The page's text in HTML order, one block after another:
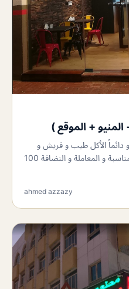
+ الموقع )
دائماً الأكل طيب و فريش و
نكهة الأكل روعة بصراحة و أسعارو مناسبة و المعاملة و النضافة 100
ahmed azzazy